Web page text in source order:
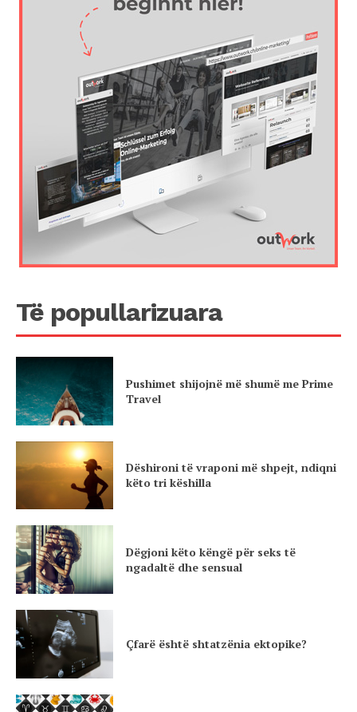
Të popullarizuara
Pushimet shijojnë më shumë me Prime
Travel
Dëshironi të vraponi më shpejt, ndiqni
këto tri këshilla
Dëgjoni këto këngë për seks të
ngadaltë dhe sensual
Çfarë është shtatzënia ektopike?